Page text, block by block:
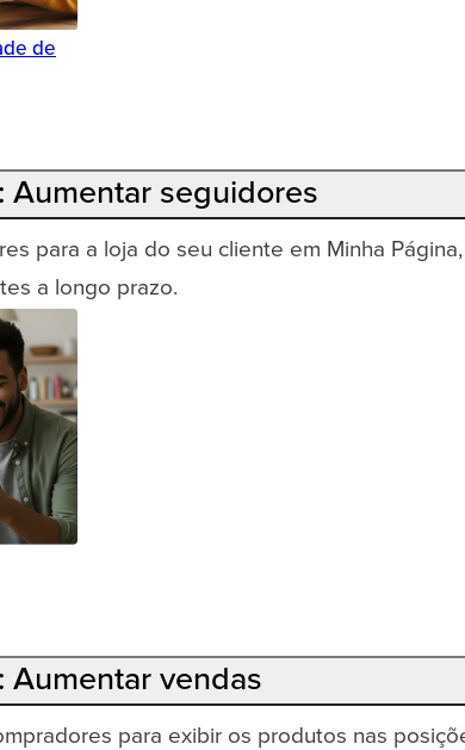
de
seguidores
para a loja do seu cliente em Minha
a longo prazo.
vendas
para exibir os produtos nas